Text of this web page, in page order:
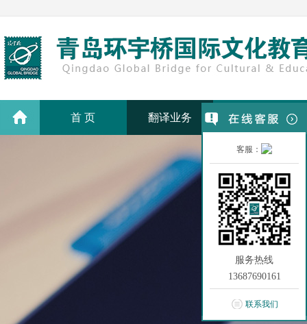
客服：
服务热线
13687690161
联系我们
首 页 翻译业务 翻译价格